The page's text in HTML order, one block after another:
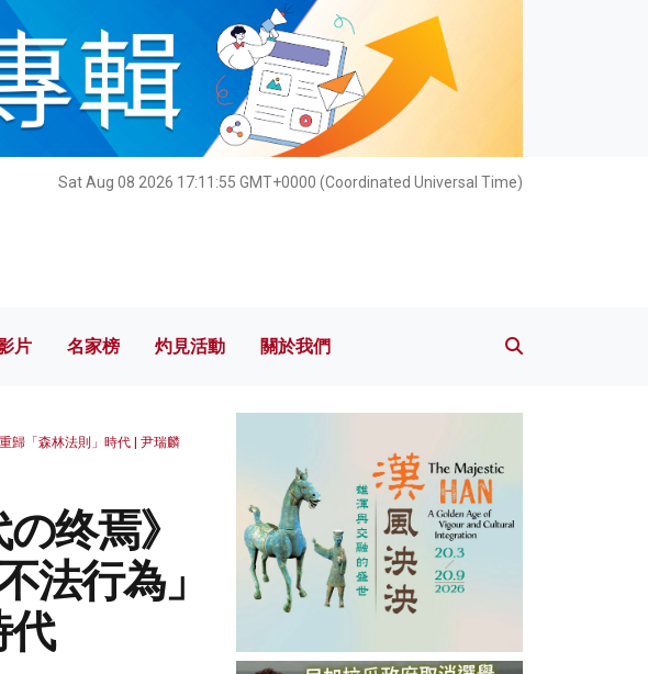
Sat Aug 08 2026 17:11:56 GMT+0000 (Coordinated Universal Time)
影片 名家榜 灼見活動 關於我們
片 名家榜 灼見活動 關於我們
歸「森林法則」時代 | 尹瑞麟
终焉》
法行為」
代